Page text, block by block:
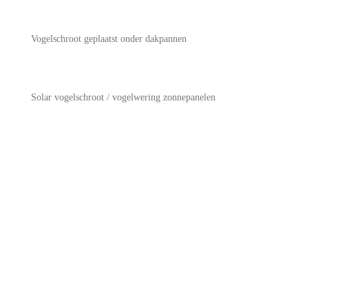
Vogelschroot geplaatst onder dakpannen
Solar vogelschroot / vogelwering zonnepanelen